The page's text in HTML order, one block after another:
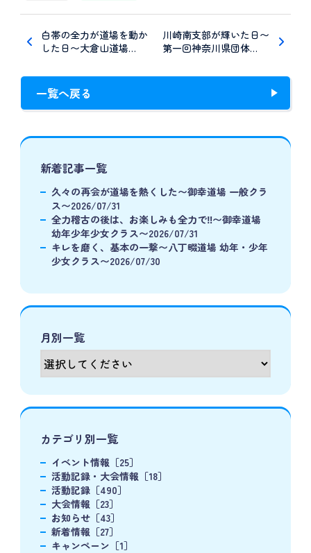
白帯の全力が道場を動か
した日〜大倉山道場…
川崎南支部が輝いた日〜
第一回神奈川県団体…
一覧へ戻る
新着記事一覧
久々の再会が道場を熱くした〜御幸道場 一般クラ
ス〜2026/07/31
全力稽古の後は、お楽しみも全力で‼️〜御幸道場
幼年少年少女クラス〜2026/07/31
キレを磨く、基本の一撃〜八丁畷道場 幼年・少年
少女クラス〜2026/07/30
月別一覧
カテゴリ別一覧
イベント情報［25］
活動記録・大会情報［18］
活動記録［490］
大会情報［23］
お知らせ［43］
新着情報［27］
キャンペーン［1］